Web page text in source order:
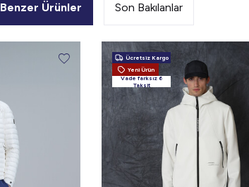
Benzer Ürünler Son Bakılanlar
Ücretsiz Kargo
Yeni Ürün
Vade farksız 6
Taksit